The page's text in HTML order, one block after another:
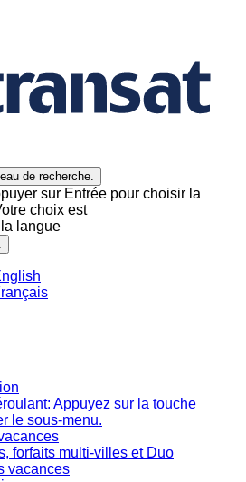
de recherche.
sur Entrée pour choisir la
choix est
langue
Appuyez sur la touche
le sous-menu.
forfaits multi-villes et Duo
vacances